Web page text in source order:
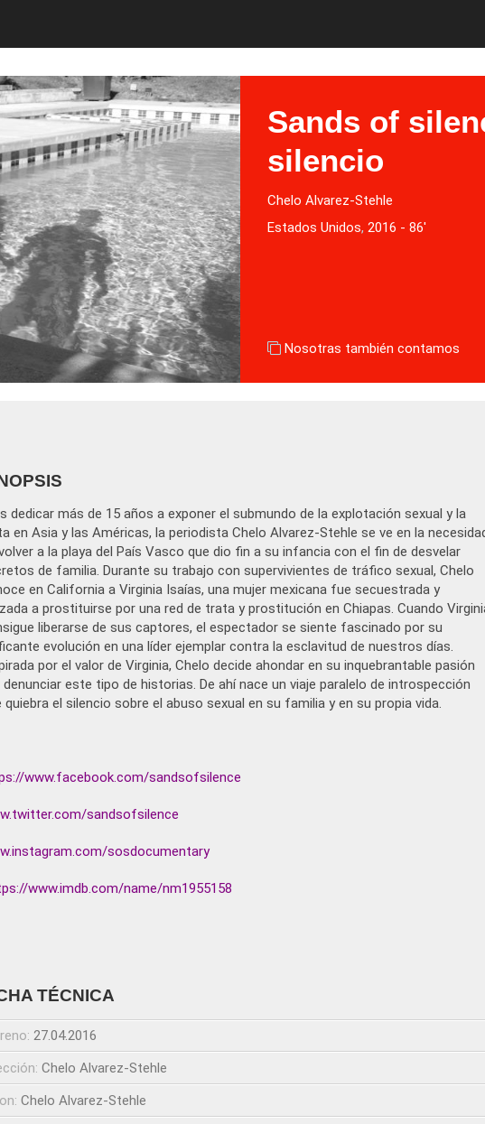
Sands of
silencio
Chelo Alvarez-Stehle
Estados Unidos, 2016 - 86'
Nosotras también contamos
dedicar más de 15 años a exponer el submundo de la explotación sexual y la
en Asia y las Américas, la periodista Chelo Alvarez-Stehle se ve en la
a la playa del País Vasco que dio fin a su infancia con el fin de desvelar
de familia. Durante su trabajo con supervivientes de tráfico sexual, Chelo
en California a Virginia Isaías, una mujer mexicana fue secuestrada y
a prostituirse por una red de trata y prostitución en Chiapas. Cuando
liberarse de sus captores, el espectador se siente fascinado por su
evolución en una líder ejemplar contra la esclavitud de nuestros días.
por el valor de Virginia, Chelo decide ahondar en su inquebrantable pasión
denunciar este tipo de historias. De ahí nace un viaje paralelo de introspección
quiebra el silencio sobre el abuso sexual en su familia y en su propia vida.
www.facebook.com/sandsofsilence
sandsofsilence
sosdocumentary
www.imdb.com/name/nm1955158
TÉCNICA
27.04.2016
Chelo Alvarez-Stehle
Chelo Alvarez-Stehle